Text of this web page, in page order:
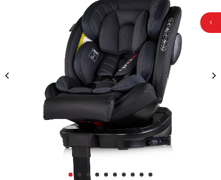
1 2 3 4 5 6 7 8 9 10